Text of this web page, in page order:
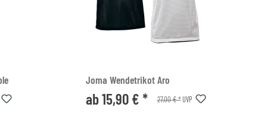
Joma Wendetrikot Aro
ab 15,90 € * 27,00 € *UVP